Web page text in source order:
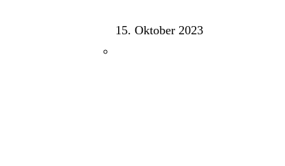
15. Oktober 2023